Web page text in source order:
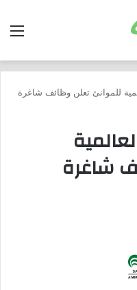
للموانئ تعلن وظائف شاغرة
شاغرة